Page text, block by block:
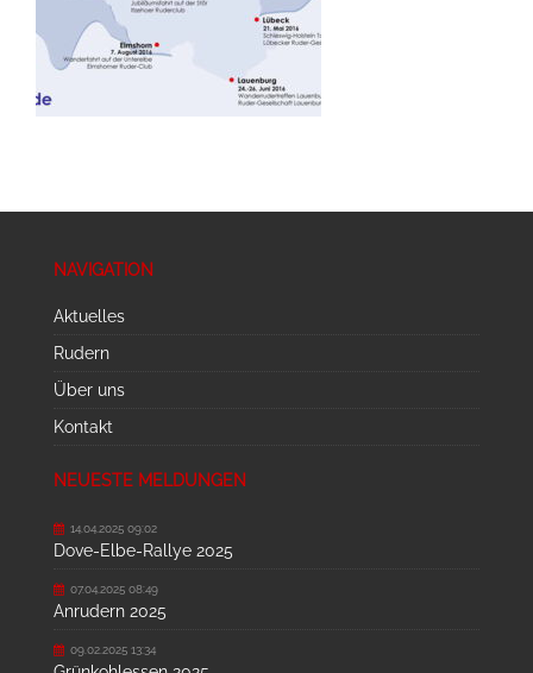
NAVIGATION
Aktuelles
Rudern
Über uns
Kontakt
NEUESTE MELDUNGEN
14.04.2025 09:02
Dove-Elbe-Rallye 2025
07.04.2025 08:49
Anrudern 2025
09.02.2025 13:34